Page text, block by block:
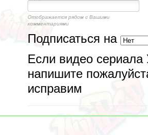
Отображается рядом с Вашими
комментариями
Подписаться на
Если видео сериала
напишите
исправим